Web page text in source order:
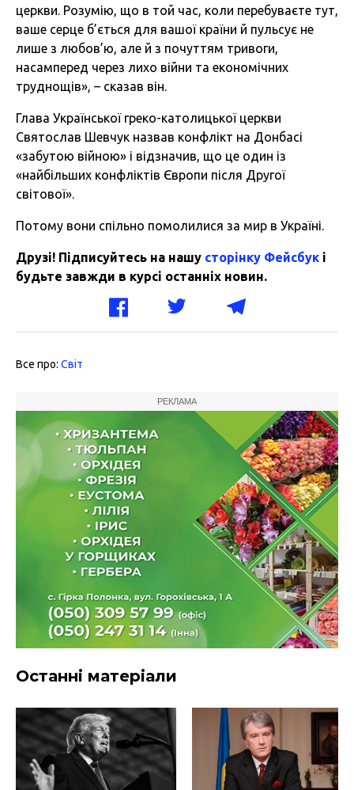
церкви. Розумію, що в той час, коли перебуваєте тут,
ваше серце б’ється для вашої країни й пульсує не
лише з любов’ю, але й з почуттям тривоги,
насамперед через лихо війни та економічних
труднощів», – сказав він.
Глава Української греко-католицької церкви
Святослав Шевчук назвав конфлікт на Донбасі
«забутою війною» і відзначив, що це один із
«найбільших конфліктів Європи після Другої
світової».
Потому вони спільно помолилися за мир в Україні.
Друзі! Підписуйтесь на нашу сторінку Фейсбук і
будьте завжди в курсі останніх новин.
Все про: Світ
РЕКЛАМА
Останні матеріали